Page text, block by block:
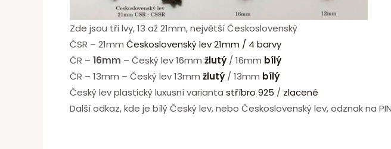
Zde jsou tři lvy, 13 až 21mm, největší Československý
ČSR – 21mm Československý lev 21mm / 4 barvy
ČR – 16mm – Český lev 16mm žlutý / 16mm bílý
ČR – 13mm – Český lev 13mm žlutý / 13mm bílý
Český lev plastický luxusní varianta stříbro 925 / zlacené
Další odkaz, kde je bílý Český lev, nebo Československý lev, odznak na